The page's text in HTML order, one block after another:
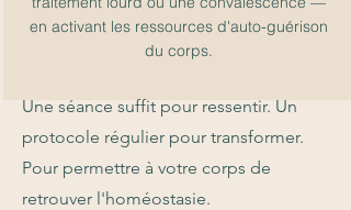
en activant les ressources d'auto-guérison
du corps.
Une séance suffit pour ressentir. Un
protocole régulier pour transformer.
Pour permettre à votre corps de
retrouver l'homéostasie.